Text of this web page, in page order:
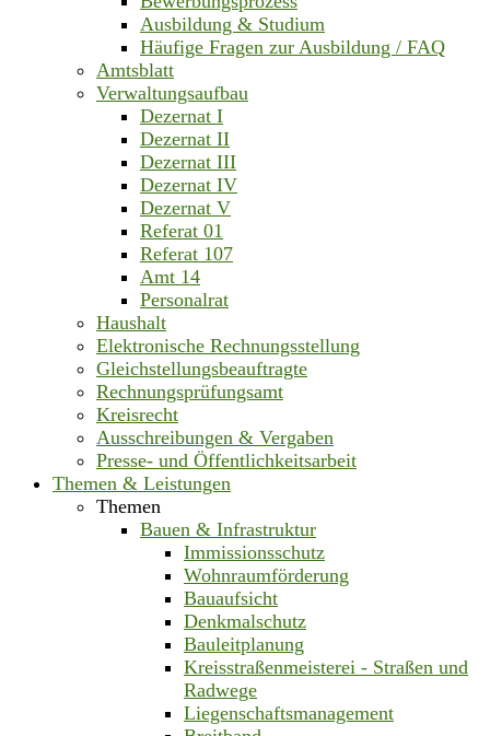
Ausbildung & Studium
Häufige Fragen zur Ausbildung / FAQ
Amtsblatt
Verwaltungsaufbau
Dezernat I
Dezernat II
Dezernat III
Dezernat IV
Dezernat V
Referat 01
Referat 107
Amt 14
Personalrat
Haushalt
Elektronische Rechnungsstellung
Gleichstellungsbeauftragte
Rechnungsprüfungsamt
Kreisrecht
Ausschreibungen & Vergaben
Presse- und Öffentlichkeitsarbeit
Themen & Leistungen
Themen
Bauen & Infrastruktur
Immissionsschutz
Wohnraumförderung
Bauaufsicht
Denkmalschutz
Bauleitplanung
Kreisstraßenmeisterei - Straßen und
Radwege
Liegenschaftsmanagement